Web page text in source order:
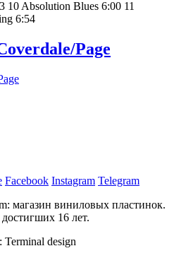
10 Absolution Blues 6:00 11
6:54
Page
Facebook Instagram Telegram
магазин виниловых пластинок.
16 лет.
Terminal design